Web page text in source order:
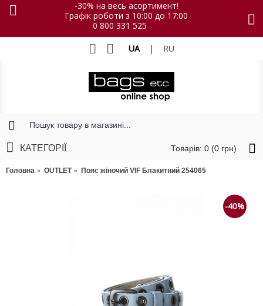
-30% на весь асортимент!
Графік роботи з 10:00 до 17:00
0 800 331 525
UA | RU
Товарів: 0 (0 грн)
КАТЕГОРІЇ
Головна OUTLET Пояс жіночий VIF Блакитний 254065
-40%